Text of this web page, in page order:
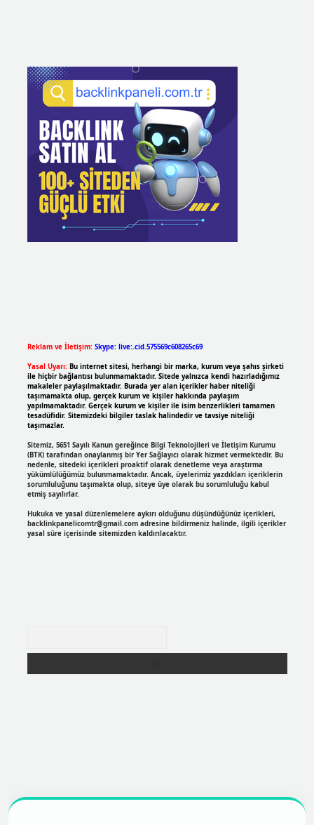
Reklam ve İletişim: Skype: live:.cid.575569c608265c69
Yasal Uyarı: Bu internet sitesi, herhangi bir marka, kurum veya şahıs şirketi
ile hiçbir bağlantısı bulunmamaktadır. Sitede yalnızca kendi hazırladığımız
makaleler paylaşılmaktadır. Burada yer alan içerikler haber niteliği
taşımamakta olup, gerçek kurum ve kişiler hakkında paylaşım
yapılmamaktadır. Gerçek kurum ve kişiler ile isim benzerlikleri tamamen
tesadüfidir. Sitemizdeki bilgiler taslak halindedir ve tavsiye niteliği
taşımazlar.
Sitemiz, 5651 Sayılı Kanun gereğince Bilgi Teknolojileri ve İletişim Kurumu
(BTK) tarafından onaylanmış bir Yer Sağlayıcı olarak hizmet vermektedir. Bu
nedenle, sitedeki içerikleri proaktif olarak denetleme veya araştırma
yükümlülüğümüz bulunmamaktadır. Ancak, üyelerimiz yazdıkları içeriklerin
sorumluluğunu taşımakta olup, siteye üye olarak bu sorumluluğu kabul
etmiş sayılırlar.
Hukuka ve yasal düzenlemelere aykırı olduğunu düşündüğünüz içerikleri,
backlinkpanelicomtr@gmail.comadresine bildirmeniz halinde, ilgili içerikler
yasal süre içerisinde sitemizden kaldırılacaktır.